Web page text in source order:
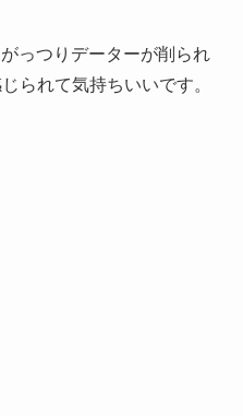
っつりデーターが削られ
られて気持ちいいです。